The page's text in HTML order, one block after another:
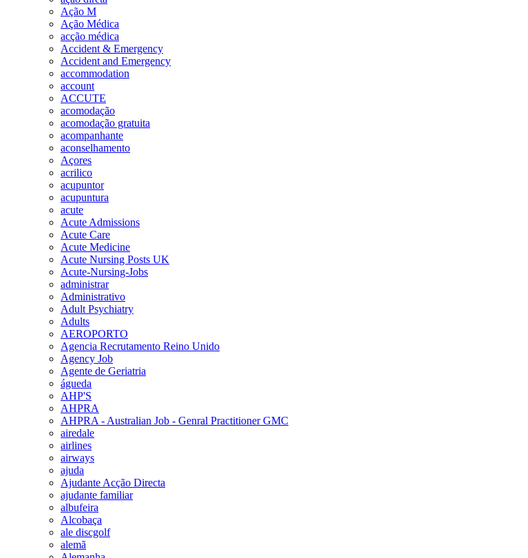
Ação M
Ação Médica
acção médica
Accident & Emergency
Accident and Emergency
accommodation
account
ACCUTE
acomodação
acomodação gratuita
acompanhante
aconselhamento
Açores
acrilico
acupuntor
acupuntura
acute
Acute Admissions
Acute Care
Acute Medicine
Acute Nursing Posts UK
Acute-Nursing-Jobs
administrar
Administrativo
Adult Psychiatry
Adults
AEROPORTO
Agencia Recrutamento Reino Unido
Agency Job
Agente de Geriatria
águeda
AHP'S
AHPRA
AHPRA - Australian Job - Genral Practitioner GMC
airedale
airlines
airways
ajuda
Ajudante Acção Directa
ajudante familiar
albufeira
Alcobaça
ale discgolf
alemã